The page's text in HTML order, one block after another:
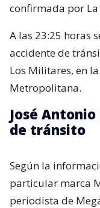
confirmada por La
A las 23:25 horas
accidente de
Los Militares, en
Metropolitana.
José
de tránsito
Según la
particular marca
periodista de